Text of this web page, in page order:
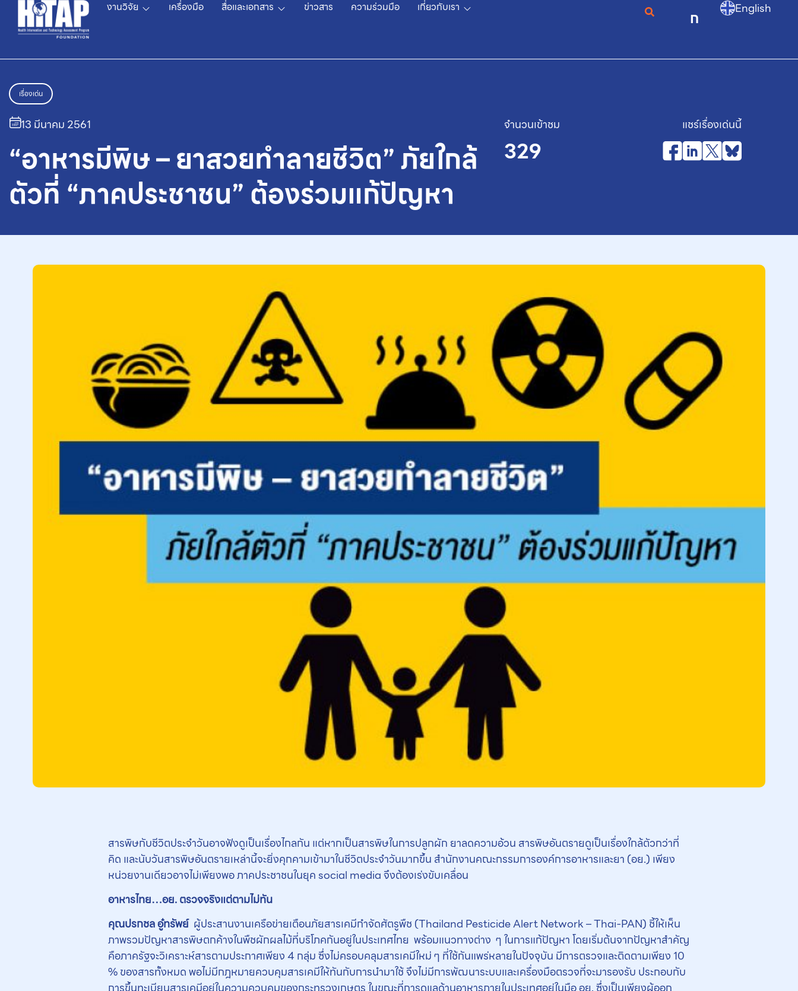
งานวิจัย เครื่องมือ สื่อและเอกสาร ข่าวสาร ความร่วมมือ เกี่ยวกับเรา
ก English
เรื่องเด่น
13 มีนาคม 2561
“อาหารมีพิษ – ยาสวยทำลายชีวิต” ภัยใกล้
ตัวที่ “ภาคประชาชน” ต้องร่วมแก้ปัญหา
จำนวนเข้าชม
329
แชร์เรื่องเด่นนี้
สารพิษกับชีวิตประจำวันอาจฟังดูเป็นเรื่องไกลกัน แต่หากเป็นสารพิษในการปลูกผัก ยาลดความอ้วน สารพิษอันตรายดูเป็นเรื่องใกล้ตัวกว่าที่
คิด และนับวันสารพิษอันตรายเหล่านี้จะยิ่งคุกคามเข้ามาในชีวิตประจำวันมากขึ้น สำนักงานคณะกรรมการองค์การอาหารและยา (อย.) เพียง
หน่วยงานเดียวอาจไม่เพียงพอ ภาคประชาชนในยุค social media จึงต้องเร่งขับเคลื่อน
อาหารไทย…อย. ตรวจจริงแต่ตามไม่ทัน
คุณปรกชล อู๋ทรัพย์ผู้ประสานงานเครือข่ายเตือนภัยสารเคมีกำจัดศัตรูพืช (Thailand Pesticide Alert Network – Thai-PAN) ชี้ให้เห็น
ภาพรวมปัญหาสารพิษตกค้างในพืชผักผลไม้ที่บริโภคกันอยู่ในประเทศไทย พร้อมแนวทางต่าง ๆ ในการแก้ปัญหา โดยเริ่มต้นจากปัญหาสำคัญ
คือภาครัฐจะวิเคราะห์สารตามประกาศเพียง 4 กลุ่ม ซึ่งไม่ครอบคลุมสารเคมีใหม่ ๆ ที่ใช้กันแพร่หลายในปัจจุบัน มีการตรวจและติดตามเพียง 10
% ของสารทั้งหมด พอไม่มีกฎหมายควบคุมสารเคมีให้ทันกับการนำมาใช้ จึงไม่มีการพัฒนาระบบและเครื่องมือตรวจที่จะมารองรับ ประกอบกับ